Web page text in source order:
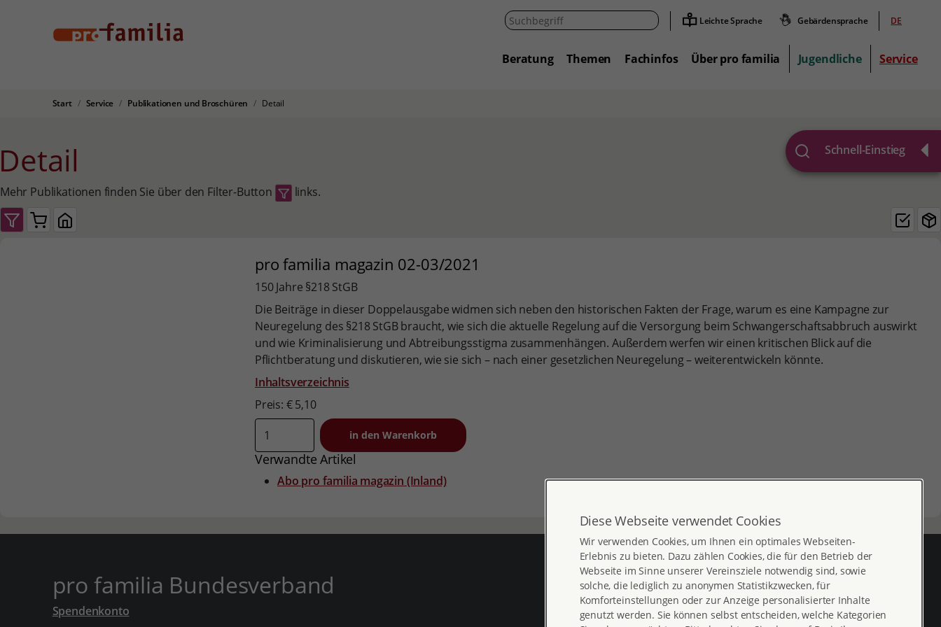
Suche
Leichte Sprache Gebärdensprache DE
Beratung Themen Fachinfos Über pro familia Jugendliche Service
Start Service Publikationen und Broschüren Detail
Schnell-Einstieg
Detail
Mehr Publikationen finden Sie über den Filter-Button links.
pro familia magazin 02-03/2021
150 Jahre §218 StGB
Die Beiträge in dieser Doppelausgabe widmen sich neben den historischen Fakten der Frage, warum es eine Kampagne zur
Neuregelung des §218 StGB braucht, wie sich die aktuelle Regelung auf die Versorgung beim Schwangerschaftsabbruch auswirkt
und wie Kriminalisierung und Abtreibungsstigma zusammenhängen. Außerdem werfen wir einen kritischen Blick auf die
Pflichtberatung und diskutieren, wie sie sich – nach einer gesetzlichen Neuregelung – weiterentwickeln könnte.
Inhaltsverzeichnis
Preis: € 5,10
Verwandte Artikel
Abo pro familia magazin (Inland)
pro familia Bundesverband
Spendenkonto
Diese Webseite verwendet Cookies
Wir verwenden Cookies, um Ihnen ein optimales Webseiten-
Erlebnis zu bieten. Dazu zählen Cookies, die für den Betrieb der
Webseite im Sinne unserer Vereinsziele notwendig sind, sowie
solche, die lediglich zu anonymen Statistikzwecken, für
Komforteinstellungen oder zur Anzeige personalisierter Inhalte
genutzt werden. Sie können selbst entscheiden, welche Kategorien